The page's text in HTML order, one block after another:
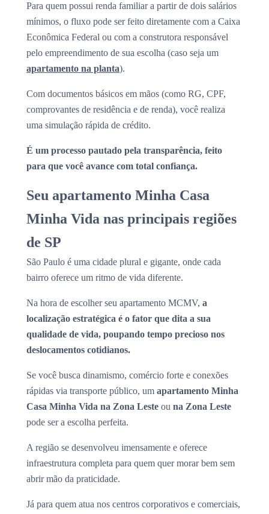
Para quem possui renda familiar a partir de dois salários
mínimos, o fluxo pode ser feito diretamente com a Caixa
Econômica Federal ou com a construtora responsável
pelo empreendimento de sua escolha (caso seja um
apartamento na planta).
Com documentos básicos em mãos (como RG, CPF,
comprovantes de residência e de renda), você realiza
uma simulação rápida de crédito.
É um processo pautado pela transparência, feito
para que você avance com total confiança.
Seu apartamento Minha Casa
Minha Vida nas principais regiões
de SP
São Paulo é uma cidade plural e gigante, onde cada
bairro oferece um ritmo de vida diferente.
Na hora de escolher seu apartamento MCMV, a
localização estratégica é o fator que dita a sua
qualidade de vida, poupando tempo precioso nos
deslocamentos cotidianos.
Se você busca dinamismo, comércio forte e conexões
rápidas via transporte público, um apartamento Minha
Casa Minha Vida na Zona Leste ou na Zona Leste
pode ser a escolha perfeita.
A região se desenvolveu imensamente e oferece
infraestrutura completa para quem quer morar bem sem
abrir mão da praticidade.
Já para quem atua nos centros corporativos e comerciais,